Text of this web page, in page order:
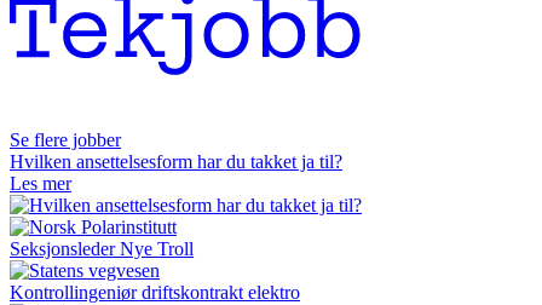
Se flere jobber
Hvilken ansettelsesform har du takket ja til?
Les mer
Seksjonsleder Nye Troll
Kontrollingeniør driftskontrakt elektro